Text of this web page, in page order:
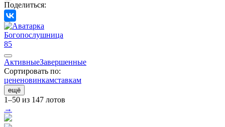
Поделиться:
Богопослушница
85
АктивныеЗавершенные
Сортировать по:
цененовинкамставкам
ещё
1–50 из 147 лотов
→